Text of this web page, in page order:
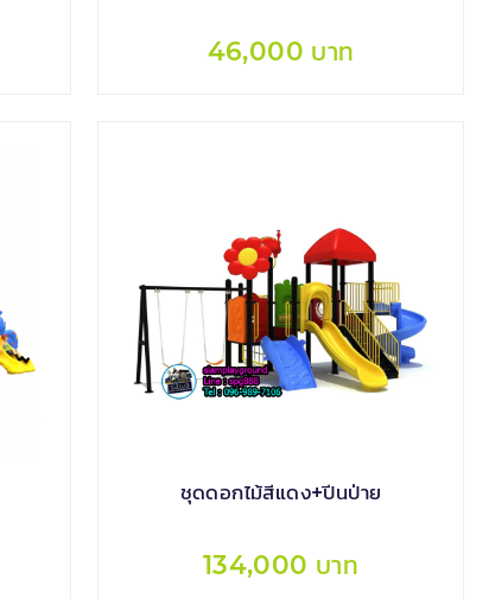
46,000 บาท
ชุดดอกไม้สีแดง+ปีนป่าย
134,000 บาท